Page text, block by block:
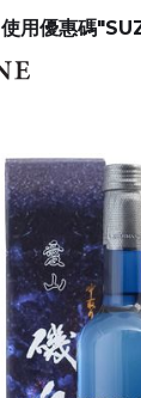
使用優惠碼